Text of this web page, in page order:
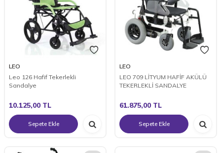
LEO
Leo 126 Hafif Tekerlekli
Sandalye
10.125,00 TL
Sepete Ekle
LEO
LEO 709 LİTYUM HAFİF AKÜLÜ
TEKERLEKLİ SANDALYE
61.875,00 TL
Sepete Ekle